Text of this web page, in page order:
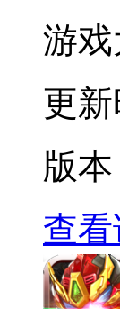
游戏
更新
版
查